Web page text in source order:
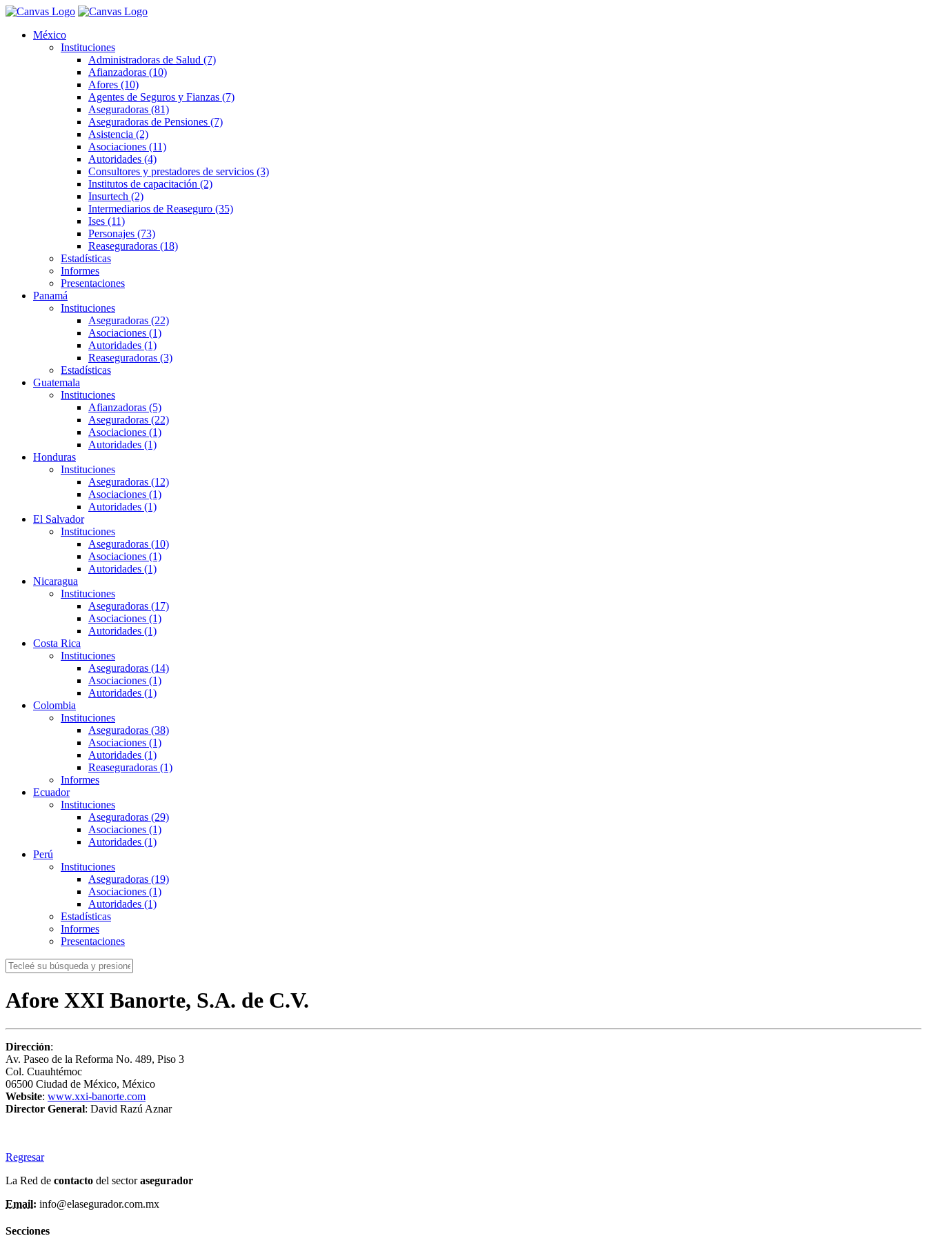
México
Instituciones
Administradoras de Salud (7)
Afianzadoras (10)
Afores (10)
Agentes de Seguros y Fianzas (7)
Aseguradoras (81)
Aseguradoras de Pensiones (7)
Asistencia (2)
Asociaciones (11)
Autoridades (4)
Consultores y prestadores de servicios (3)
Institutos de capacitación (2)
Insurtech (2)
Intermediarios de Reaseguro (35)
Ises (11)
Personajes (73)
Reaseguradoras (18)
Estadísticas
Informes
Presentaciones
Panamá
Instituciones
Aseguradoras (22)
Asociaciones (1)
Autoridades (1)
Reaseguradoras (3)
Estadísticas
Guatemala
Instituciones
Afianzadoras (5)
Aseguradoras (22)
Asociaciones (1)
Autoridades (1)
Honduras
Instituciones
Aseguradoras (12)
Asociaciones (1)
Autoridades (1)
El Salvador
Instituciones
Aseguradoras (10)
Asociaciones (1)
Autoridades (1)
Nicaragua
Instituciones
Aseguradoras (17)
Asociaciones (1)
Autoridades (1)
Costa Rica
Instituciones
Aseguradoras (14)
Asociaciones (1)
Autoridades (1)
Colombia
Instituciones
Aseguradoras (38)
Asociaciones (1)
Autoridades (1)
Reaseguradoras (1)
Informes
Ecuador
Instituciones
Aseguradoras (29)
Asociaciones (1)
Autoridades (1)
Perú
Instituciones
Aseguradoras (19)
Asociaciones (1)
Autoridades (1)
Estadísticas
Informes
Presentaciones
Afore XXI Banorte, S.A. de C.V.
Dirección:
Av. Paseo de la Reforma No. 489, Piso 3
Col. Cuauhtémoc
06500 Ciudad de México, México
Website: www.xxi-banorte.com
Director General: David Razú Aznar
Regresar
La Red de contacto del sectorasegurador
Email: info@elasegurador.com.mx
Secciones